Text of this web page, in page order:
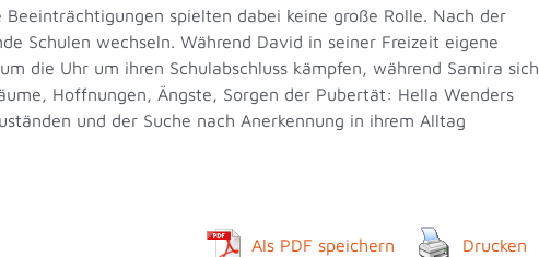
spielten dabei keine große Rolle. Nach der
Schulen wechseln. Während David in seiner Freizeit eigene
die Uhr um ihren Schulabschluss kämpfen, während Samira sich
Hoffnungen, Ängste, Sorgen der Pubertät: Hella Wenders
und der Suche nach Anerkennung in ihrem Alltag
Als PDF speichern Drucken